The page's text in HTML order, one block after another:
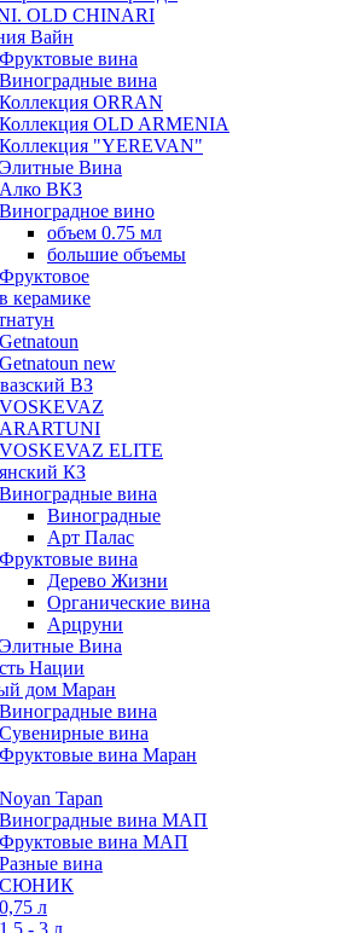
OLD CHINARI
Вайн
Фруктовые вина
Виноградные вина
Коллекция ORRAN
Коллекция OLD ARMENIA
Коллекция "YEREVAN"
Элитные Вина
ВКЗ
Виноградное вино
объем 0.75 мл
большие объемы
Фруктовое
в керамике
Getnatoun
Getnatoun new
ВЗ
VOSKEVAZ
ARARTUNI
VOSKEVAZ ELITE
КЗ
Виноградные вина
Виноградные
Арт Палас
Фруктовые вина
Дерево Жизни
Органические вина
Арцруни
Элитные Вина
Нации
дом Маран
Виноградные вина
Сувенирные вина
Фруктовые вина Маран
Noyan Tapan
Виноградные вина МАП
Фруктовые вина МАП
Разные вина
0,75 л
1,5 - 3 л